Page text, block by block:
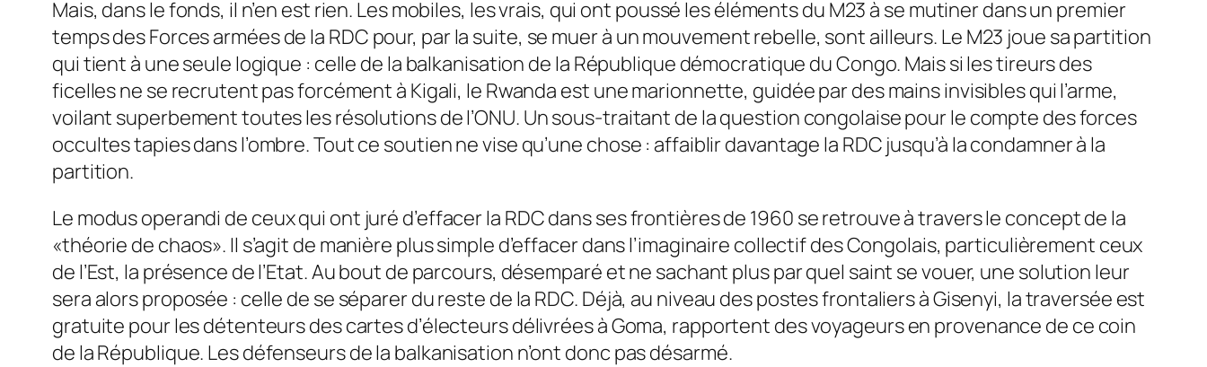
Mais, dans le fonds, il n’en est rien. Les mobiles, les vrais, qui ont poussé les éléments du M23 à se mutiner dans un premier
temps des Forces armées de la RDC pour, par la suite, se muer à un mouvement rebelle, sont ailleurs. Le M23 joue sa partition
qui tient à une seule logique : celle de la balkanisation de la République démocratique du Congo. Mais si les tireurs des
ficelles ne se recrutent pas forcément à Kigali, le Rwanda est une marionnette, guidée par des mains invisibles qui l’arme,
voilant superbement toutes les résolutions de l’ONU. Un sous-traitant de la question congolaise pour le compte des forces
occultes tapies dans l’ombre. Tout ce soutien ne vise qu’une chose : affaiblir davantage la RDC jusqu’à la condamner à la
partition.
Le modus operandi de ceux qui ont juré d’effacer la RDC dans ses frontières de 1960 se retrouve à travers le concept de la
«théorie de chaos». Il s’agit de manière plus simple d’effacer dans l’imaginaire collectif des Congolais, particulièrement ceux
de l’Est, la présence de l’Etat. Au bout de parcours, désemparé et ne sachant plus par quel saint se vouer, une solution leur
sera alors proposée : celle de se séparer du reste de la RDC. Déjà, au niveau des postes frontaliers à Gisenyi, la traversée est
gratuite pour les détenteurs des cartes d’électeurs délivrées à Goma, rapportent des voyageurs en provenance de ce coin
de la République. Les défenseurs de la balkanisation n’ont donc pas désarmé.